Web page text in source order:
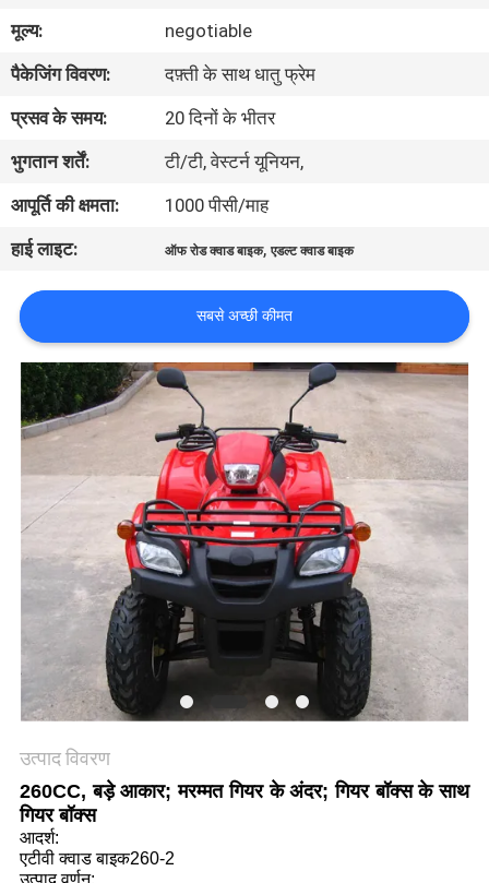
गुणवत्ता
नियंत्रण
संपर्क
करें
एक
उद्धरण
की
विनती
करे
साइटमैप
गोपनीयता
नीति
मूल्य:
negotiable
पैकेजिंग विवरण:
दफ़्ती के साथ धातु फ्रेम
प्रसव के समय:
20 दिनों के भीतर
भुगतान शर्तें:
टी/टी, वेस्टर्न यूनियन,
आपूर्ति की क्षमता:
1000 पीसी/माह
हाई लाइट:
ऑफ रोड क्वाड बाइक,एडल्ट क्वाड बाइक
सबसे अच्छी कीमत
उत्पाद विवरण
260CC, बड़े आकार; मरम्मत गियर के अंदर; गियर बॉक्स के साथ
गियर बॉक्स
आदर्श:
एटीवी क्वाड बाइक260-2